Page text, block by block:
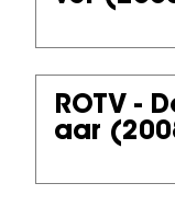
ROTV -
aar